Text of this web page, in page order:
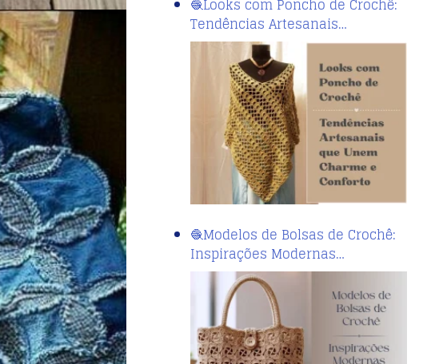
🧶Looks com Poncho de Crochê:
Tendências Artesanais…
🧶Modelos de Bolsas de Crochê:
Inspirações Modernas…